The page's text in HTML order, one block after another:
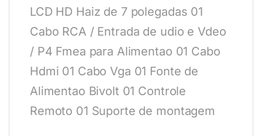
LCD HD Haiz de 7 polegadas 01
Cabo RCA / Entrada de udio e Vdeo
/ P4 Fmea para Alimentao 01 Cabo
Hdmi 01 Cabo Vga 01 Fonte de
Alimentao Bivolt 01 Controle
Remoto 01 Suporte de montagem